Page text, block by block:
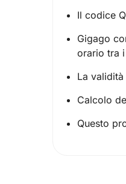
Il codice
Gigago
orario tra
La
Calcolo
Questo